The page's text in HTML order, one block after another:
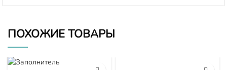
ПОХОЖИЕ ТОВАРЫ